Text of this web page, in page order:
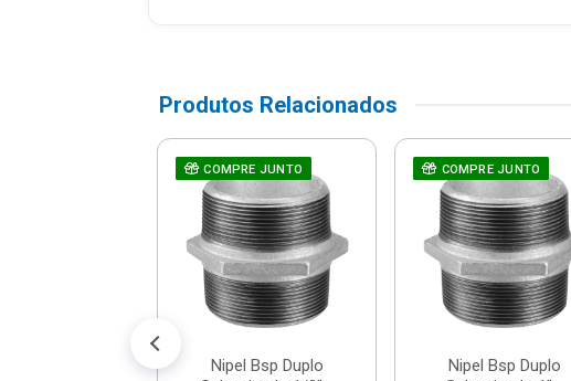
Produtos Relacionados
COMPRE JUNTO
Nipel Bsp Duplo
COMPRE JUNTO
Nipel Bsp Duplo